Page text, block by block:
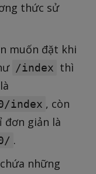
thức sử
muốn đặt khi
/index thì
index , còn
đơn giản là
.
những